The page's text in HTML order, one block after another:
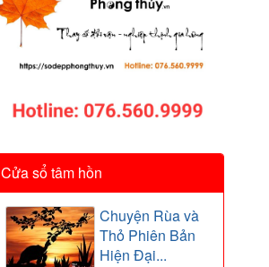
Cửa sổ tâm hồn
Chuyện Rùa và
Thỏ Phiên Bản
Hiện Đại...